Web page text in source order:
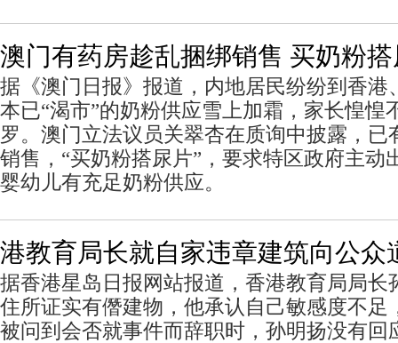
澳门有药房趁乱捆绑销售 买奶粉
据《澳门日报》报道，内地居民纷纷到香港
本已“渴市”的奶粉供应雪上加霜，家长惶惶
罗。澳门立法议员关翠杏在质询中披露，已
销售，“买奶粉搭尿片”，要求特区政府主动
婴幼儿有充足奶粉供应。
港教育局长就自家违章建筑向公众
据香港星岛日报网站报道，香港教育局局长
住所证实有僭建物，他承认自己敏感度不足
被问到会否就事件而辞职时，孙明扬没有回